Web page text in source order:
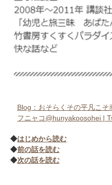
Blog：おそらくその平凡こそ
フニャコ@hunyakoosohei |
◆はじめから読む
◆前の話を読む
◆次の話を読む